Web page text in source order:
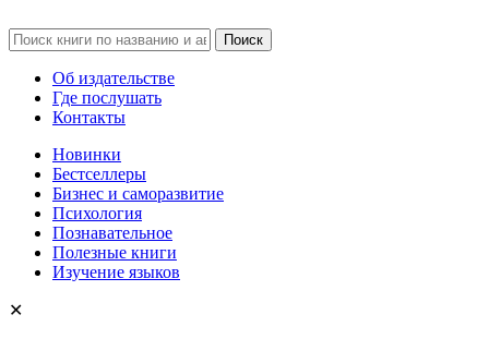
Об издательстве
Где послушать
Контакты
Новинки
Бестселлеры
Бизнес и саморазвитие
Психология
Познавательное
Полезные книги
Изучение языков
✕